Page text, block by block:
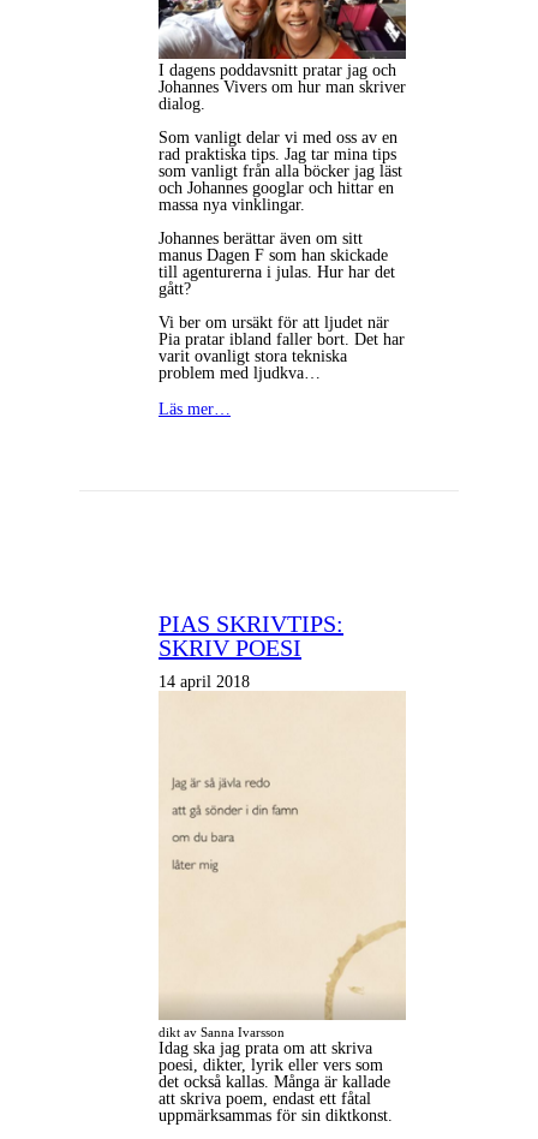
I dagens poddavsnitt pratar jag och
Johannes Vivers om hur man skriver
dialog.
Som vanligt delar vi med oss av en
rad praktiska tips. Jag tar mina tips
som vanligt från alla böcker jag läst
och Johannes googlar och hittar en
massa nya vinklingar.
Johannes berättar även om sitt
manus Dagen F som han skickade
till agenturerna i julas. Hur har det
gått?
Vi ber om ursäkt för att ljudet när
Pia pratar ibland faller bort. Det har
varit ovanligt stora tekniska
problem med ljudkva…
Läs mer…
PIAS SKRIVTIPS:
SKRIV POESI
14 april 2018
dikt av Sanna Ivarsson
Idag ska jag prata om att skriva
poesi, dikter, lyrik eller vers som
det också kallas. Många är kallade
att skriva poem, endast ett fåtal
uppmärksammas för sin diktkonst.